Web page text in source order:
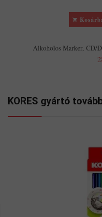
Alkoholos Marker, CD/
KORES gyártó